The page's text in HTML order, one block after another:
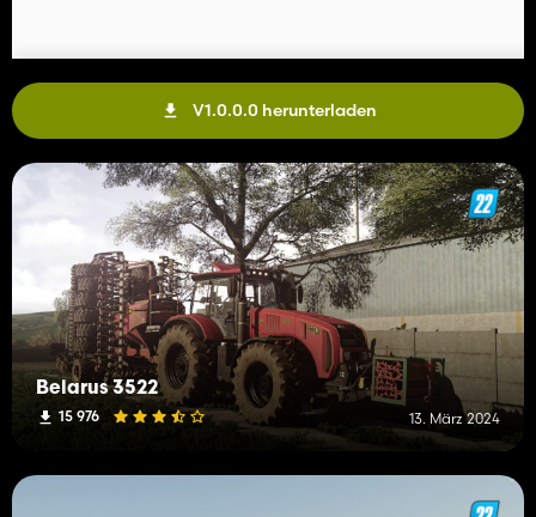
V1.0.0.0 herunterladen
Belarus 3522
15 976 13. März 2024